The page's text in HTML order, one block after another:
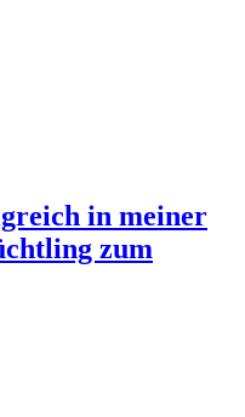
in meiner
zum